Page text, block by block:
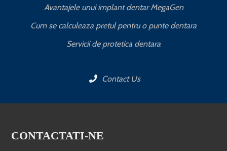
Avantajele unui implant dentar MegaGen
Cum se calculeaza pretul pentru o punte dentara
Servicii de protetica dentara
Contact Us
CONTACTATI-NE